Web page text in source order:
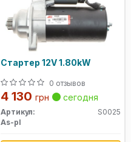
Стартер 12V 1.80kW
0 отзывов
4 130 грн сегодня
Артикул:
S0025
As-pl